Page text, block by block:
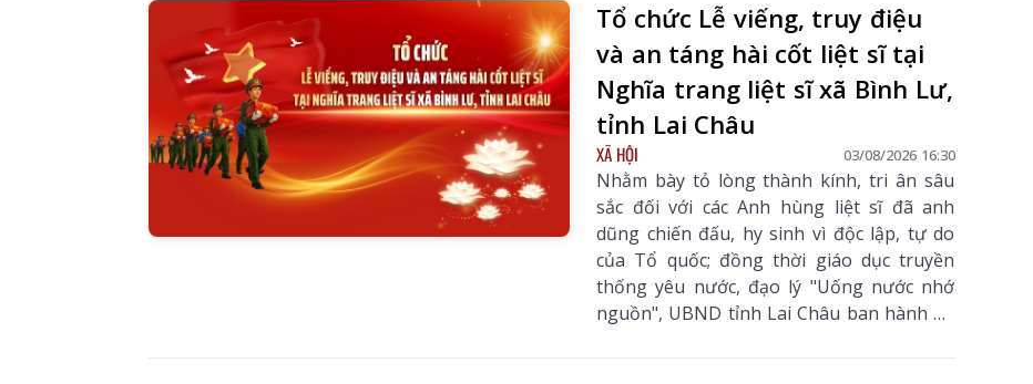
Tổ chức Lễ viếng, truy điệu
và an táng hài cốt liệt sĩ tại
Nghĩa trang liệt sĩ xã Bình Lư,
tỉnh Lai Châu
XÃ HỘI 03/08/2026 16:30
Nhằm bày tỏ lòng thành kính, tri ân sâu
sắc đối với các Anh hùng liệt sĩ đã anh
dũng chiến đấu, hy sinh vì độc lập, tự do
của Tổ quốc; đồng thời giáo dục truyền
thống yêu nước, đạo lý "Uống nước nhớ
nguồn", UBND tỉnh Lai Châu ban hành Kế
táng hài cốt liệt sĩ tại Nghĩa trang liệt sĩ xã